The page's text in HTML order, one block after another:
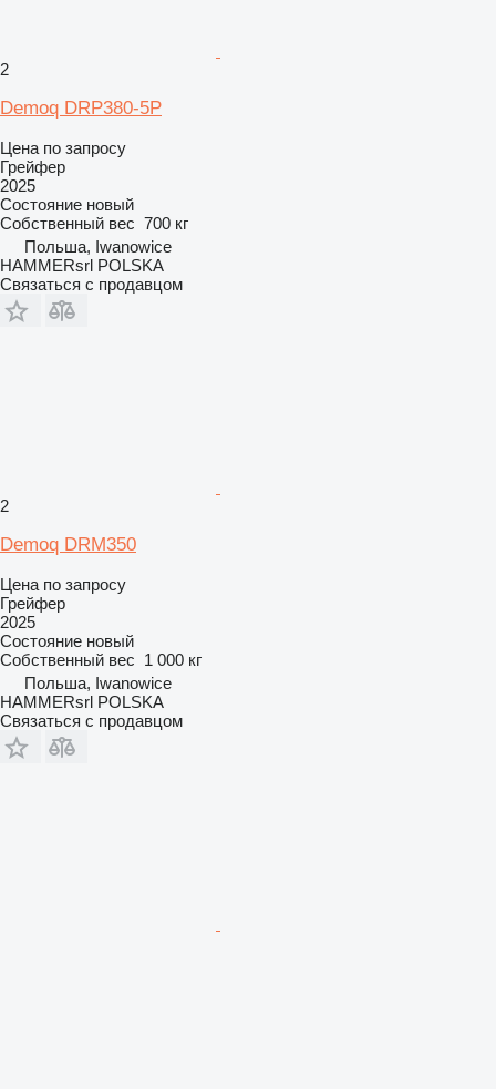
2
Demoq DRP380-5P
Цена по запросу
Грейфер
2025
Состояние новый
Собственный вес 700 кг
Польша, Iwanowice
HAMMERsrl POLSKA
Связаться с продавцом
2
Demoq DRM350
Цена по запросу
Грейфер
2025
Состояние новый
Собственный вес 1 000 кг
Польша, Iwanowice
HAMMERsrl POLSKA
Связаться с продавцом